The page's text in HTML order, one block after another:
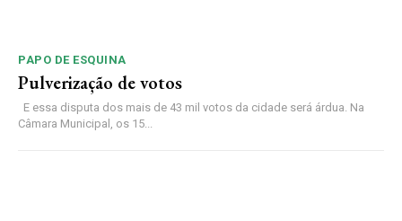
PAPO DE ESQUINA
Pulverização de votos
E essa disputa dos mais de 43 mil votos da cidade será árdua. Na
Câmara Municipal, os 15...